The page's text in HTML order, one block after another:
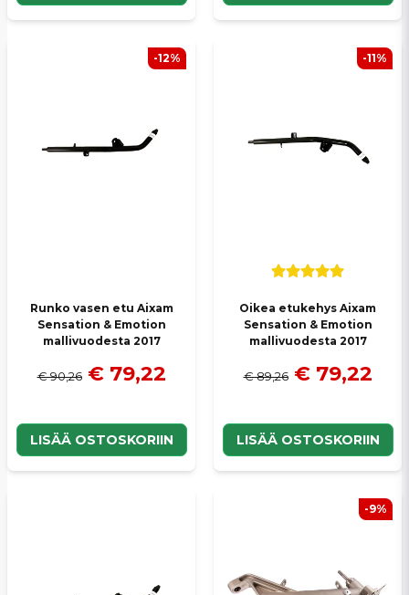
Runko vasen etu Aixam
Sensation & Emotion
mallivuodesta 2017
€ 90,26 € 79,22
LISÄÄ OSTOSKORIIN
-12%
Oikea etukehys Aixam
Sensation & Emotion
mallivuodesta 2017
€ 89,26 € 79,22
LISÄÄ OSTOSKORIIN
-11%
-9%